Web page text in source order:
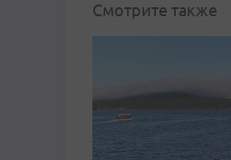
Смотрите также